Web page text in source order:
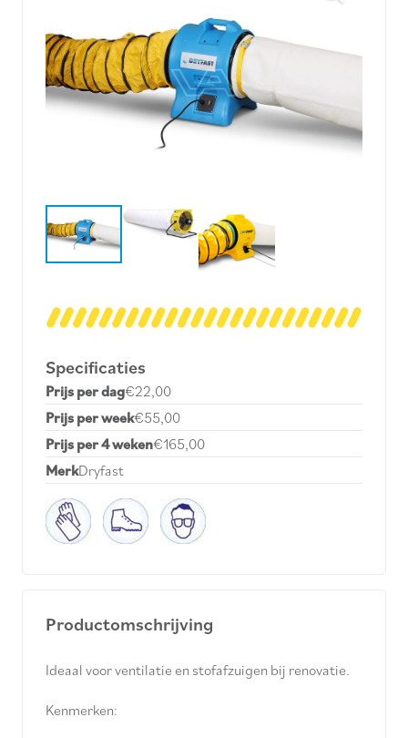
Specificaties
Prijs per dag€22,00
Prijs per week€55,00
Prijs per 4 weken€165,00
MerkDryfast
Productomschrijving
Ideaal voor ventilatie en stofafzuigen bij renovatie.
Kenmerken: